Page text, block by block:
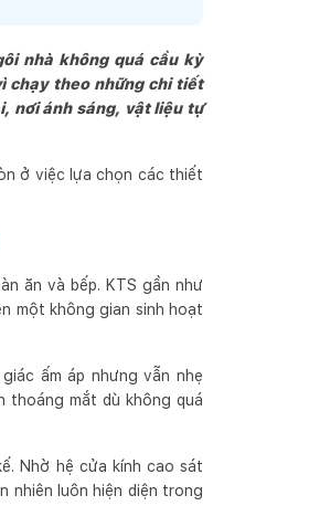
nhà không quá cầu kỳ
chạy theo những chi tiết
nơi ánh sáng, vật liệu tự
ở việc lựa chọn các thiết
ăn và bếp. KTS gần như
một không gian sinh hoạt
ấm áp nhưng vẫn nhẹ
thoáng mắt dù không quá
Nhờ hệ cửa kính cao sát
nhiên luôn hiện diện trong